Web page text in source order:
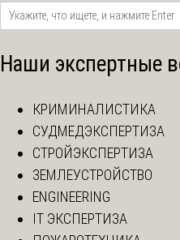
Наши экспертные
КРИМИНАЛИСТИКА
СУДМЕДЭКСПЕРТИЗА
СТРОЙЭКСПЕРТИЗА
ЗЕМЛЕУСТРОЙСТВО
ENGINEERING
IT ЭКСПЕРТИЗА